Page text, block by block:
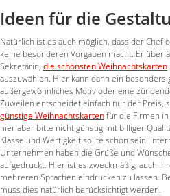
Ideen für die
Natürlich ist es auch möglich, dass der Chef
keine besonderen Vorgaben macht. Er
Sekretärin, die schönsten Weihnachtskarten
auszuwählen. Hier kann dann ein besonders
außergewöhnliches Motiv oder eine
Zuweilen entscheidet einfach nur der Preis,
günstige Weihnachtskartenfür die Firmen
hier aber bitte nicht günstig mit billiger
Klasse und Wertigkeit sollte schon sein.
Unternehmen haben die Grüße und
aufgedruckt. Hier ist es zweckmäßig, auch
mehreren Sprachen eindrucken zu lassen.
muss dies natürlich berücksichtigt werden.